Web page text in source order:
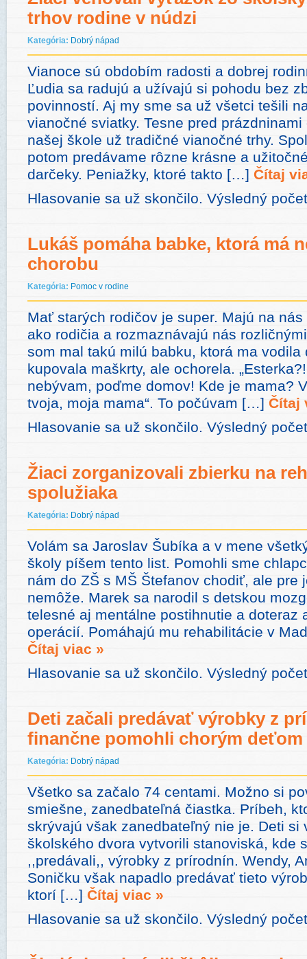
trhov rodine v núdzi
Kategória: Dobrý nápad
Vianoce sú obdobím radosti a dobrej
Ľudia sa radujú a užívajú si pohodu bez
povinností. Aj my sme sa už všetci tešili
vianočné sviatky. Tesne pred
našej škole už tradičné vianočné trhy.
potom predávame rôzne krásne a
darčeky. Peniažky, ktoré takto […] Čítaj
Hlasovanie sa už skončilo. Výsledný
Lukáš pomáha babke, ktorá má
chorobu
Kategória: Pomoc v rodine
Mať starých rodičov je super. Majú na
ako rodičia a rozmaznávajú nás
som mal takú milú babku, ktorá ma vodila
kupovala maškrty, ale ochorela.
nebývam, poďme domov! Kde je mama?
tvoja, moja mama“. To počúvam […] Čítaj
Hlasovanie sa už skončilo. Výsledný
Žiaci zorganizovali zbierku na
spolužiaka
Kategória: Dobrý nápad
Volám sa Jaroslav Šubíka a v mene
školy píšem tento list. Pomohli sme
nám do ZŠ s MŠ Štefanov chodiť, ale pre
nemôže. Marek sa narodil s detskou
telesné aj mentálne postihnutie a doteraz
operácií. Pomáhajú mu rehabilitácie v
Čítaj viac »
Hlasovanie sa už skončilo. Výsledný
Deti začali predávať výrobky z
finančne pomohli chorým deťom
Kategória: Dobrý nápad
Všetko sa začalo 74 centami. Možno si
smiešne, zanedbateľná čiastka. Príbeh,
skrývajú však zanedbateľný nie je. Deti si
školského dvora vytvorili stanoviská, kde
,,predávali,, výrobky z prírodnín. Wendy,
Soničku však napadlo predávať tieto
ktorí […] Čítaj viac »
Hlasovanie sa už skončilo. Výsledný